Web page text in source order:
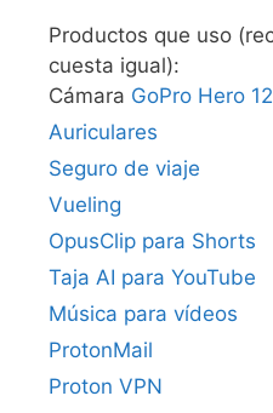
Productos que uso
cuesta igual):
Cámara GoPro Hero 12
Auriculares
Seguro de viaje
Vueling
OpusClip para Shorts
Taja AI para YouTube
Música para vídeos
ProtonMail
Proton VPN